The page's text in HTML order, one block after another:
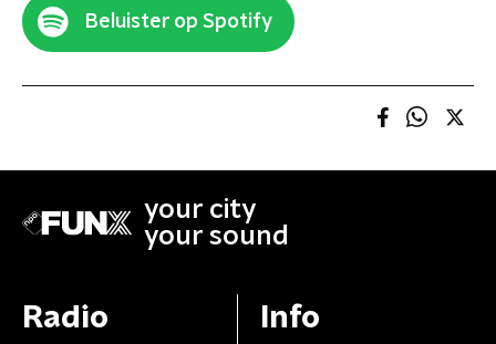
Beluister op Spotify
your city
your sound
Radio Info